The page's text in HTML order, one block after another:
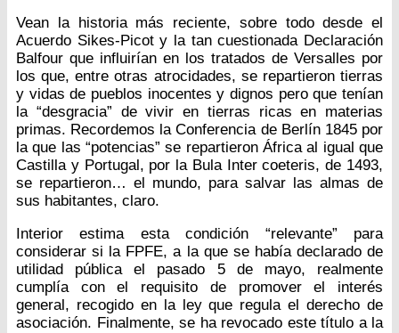
Vean la historia más reciente, sobre todo desde el
Acuerdo Sikes-Picot y la tan cuestionada Declaración
Balfour que influirían en los tratados de Versalles por
los que, entre otras atrocidades, se repartieron tierras
y vidas de pueblos inocentes y dignos pero que tenían
la “desgracia” de vivir en tierras ricas en materias
primas. Recordemos la Conferencia de Berlín 1845 por
la que las “potencias” se repartieron África al igual que
Castilla y Portugal, por la Bula Inter coeteris, de 1493,
se repartieron… el mundo, para salvar las almas de
sus habitantes, claro.
Interior estima esta condición “relevante” para
considerar si la FPFE, a la que se había declarado de
utilidad pública el pasado 5 de mayo, realmente
cumplía con el requisito de promover el interés
general, recogido en la ley que regula el derecho de
asociación. Finalmente, se ha revocado este título a la